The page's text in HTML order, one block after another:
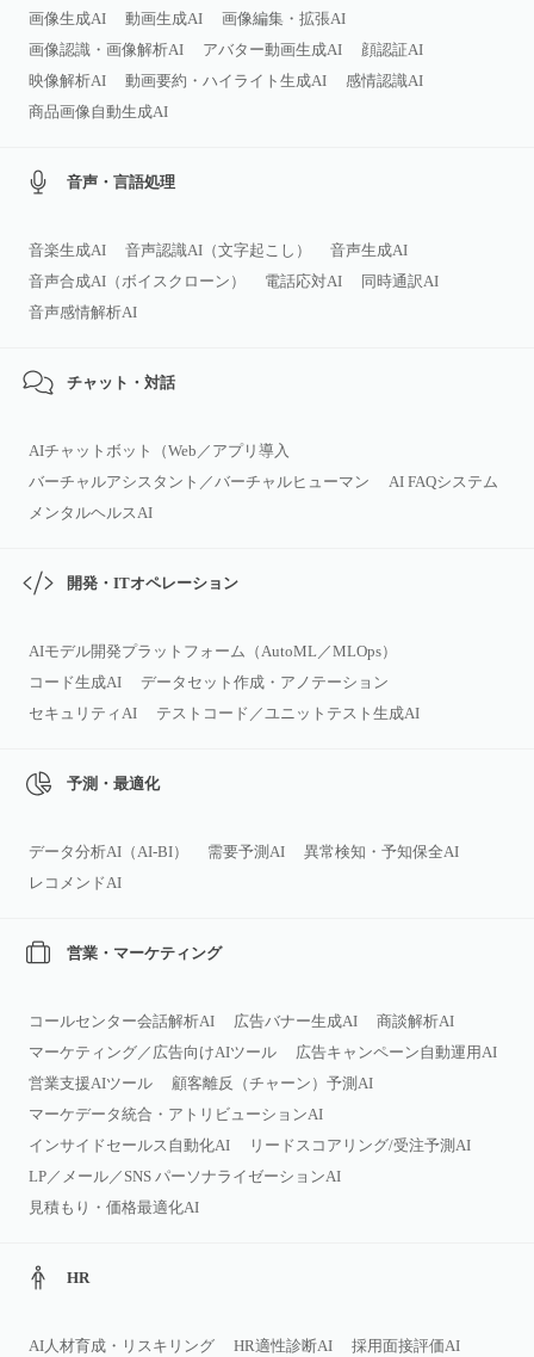
画像生成AI 動画生成AI
画像編集・拡張AI
画像認識・画像解析AI
アバター動画生成AI
顔認証AI
映像解析AI
動画要約・ハイライト生成AI
感情認識AI
商品画像自動生成AI
音声・言語処理
音楽生成AI 音声認識AI（文字起こし）
音声生成AI
音声合成AI（ボイスクローン）
電話応対AI
同時通訳AI
音声感情解析AI
チャット・対話
AIチャットボット（Web／アプリ導入
バーチャルアシスタント／バーチャルヒューマン
AI FAQシステム
メンタルヘルスAI
開発・ITオペレーション
AIモデル開発プラットフォーム（AutoML／MLOps）
コード生成AI
データセット作成・アノテーション
セキュリティAI
テストコード／ユニットテスト生成AI
予測・最適化
データ分析AI（AI‑BI） 需要予測AI
異常検知・予知保全AI
レコメンドAI
営業・マーケティング
コールセンター会話解析AI 広告バナー生成AI
商談解析AI
マーケティング／広告向けAIツール
広告キャンペーン自動運用AI
営業支援AIツール
顧客離反（チャーン）予測AI
マーケデータ統合・アトリビューションAI
インサイドセールス自動化AI
リードスコアリング/受注予測AI
LP／メール／SNS パーソナライゼーションAI
見積もり・価格最適化AI
HR
AI人材育成・リスキリング HR適性診断AI
採用面接評価AI